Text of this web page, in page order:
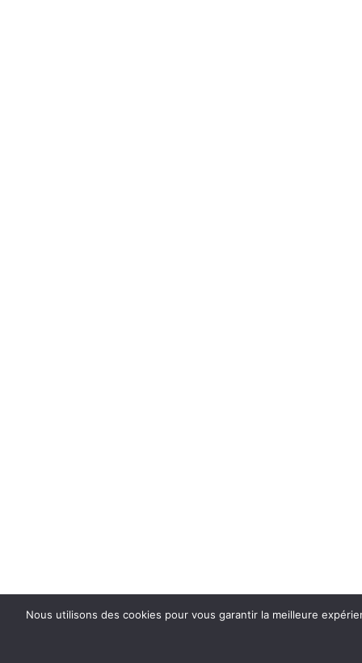
Nous utilisons des cookies pour vous garantir la meilleure